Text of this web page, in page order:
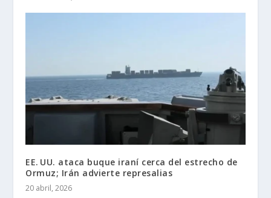
EE. UU. ataca buque iraní cerca del estrecho de
Ormuz; Irán advierte represalias
20 abril, 2026